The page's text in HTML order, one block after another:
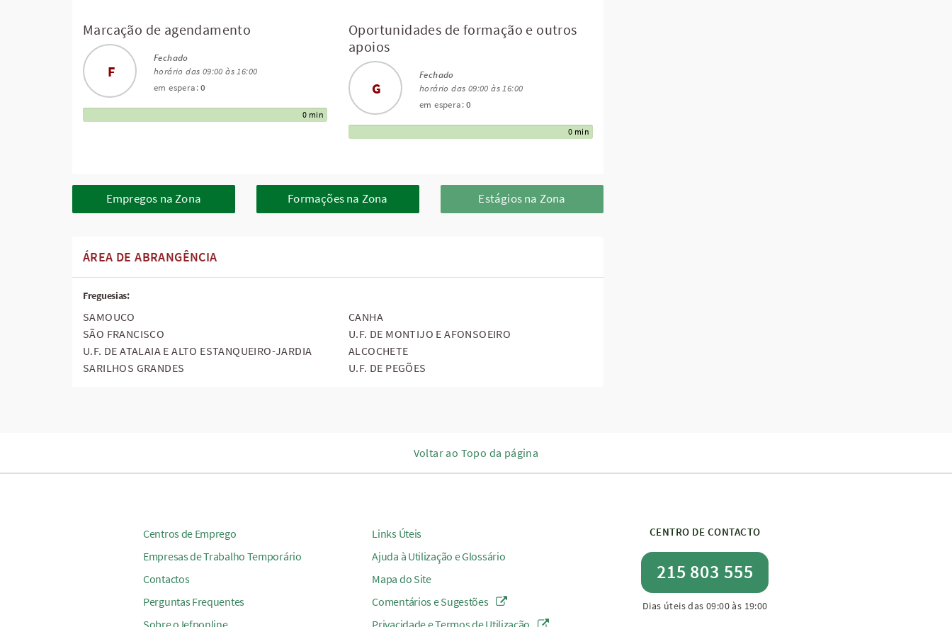
Marcação de agendamento
F
Fechado
horário das 09:00 às 16:00
em espera:0
0 min
Oportunidades de formação e outros
apoios
G
Fechado
horário das 09:00 às 16:00
em espera:0
0 min
Empregos na Zona Formações na Zona Estágios na Zona
ÁREA DE ABRANGÊNCIA
Freguesias:
SAMOUCO
CANHA
SÃO FRANCISCO
U.F. DE MONTIJO E AFONSOEIRO
U.F. DE ATALAIA E ALTO ESTANQUEIRO-JARDIA
ALCOCHETE
SARILHOS GRANDES
U.F. DE PEGÕES
Voltar ao Topo da página
Centros de Emprego
Empresas de Trabalho Temporário
Contactos
Perguntas Frequentes
Links Úteis
Ajuda à Utilização e Glossário
Mapa do Site
Comentários e Sugestões
CENTRO DE CONTACTO
215 803 555
Dias úteis das 09:00 às 19:00